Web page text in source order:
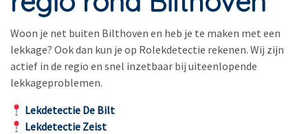
Woon je net buiten Bilthoven en heb je te maken met een
lekkage? Ook dan kun je op Rolekdetectie rekenen. Wij zijn
actief in de regio en snel inzetbaar bij uiteenlopende
lekkageproblemen.
Lekdetectie De Bilt
Lekdetectie Zeist